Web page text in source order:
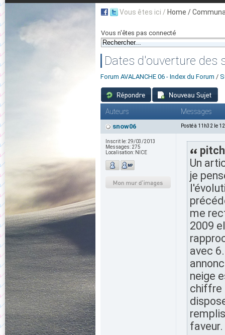
Vous êtes ici / Home /
Vous n'êtes pas connecté
Dates d'ouverture des
Forum AVALANCHE 06 - Index du Forum /
Auteurs Messages
snow06 Posté à 11h32 le
Inscrit le: 29/03/2013
Messages: 275
Localisation: NICE
Un
je
me
2009
avec
neige
chiffre
faveur.